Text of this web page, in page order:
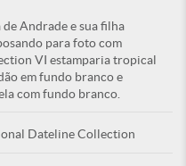
Andrade e sua filha
para foto com
VI estamparia tropical
em fundo branco e
com fundo branco.
Dateline Collection